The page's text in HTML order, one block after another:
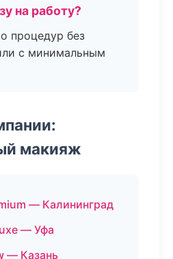
на работу?
процедур без
с минимальным
макияж
— Калининград
— Уфа
— Казань